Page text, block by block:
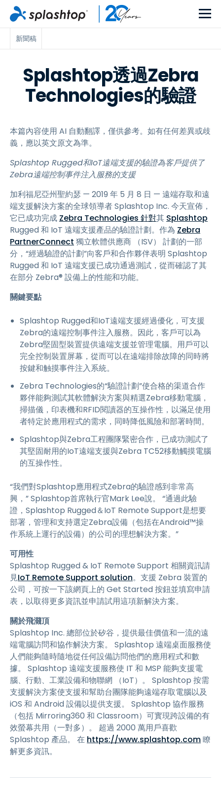
新聞稿
Splashtop透過Zebra
Technologies的驗證
本篇內容使用 AI 自動翻譯，僅供參考。如有任何差異或歧
義，應以英文原文為準。
Splashtop Rugged和IoT遠端支援的驗證為客戶提供了
Zebra遠端控制事件注入服務的支援
加利福尼亞州聖約瑟 — 2019 年 5 月 8 日 — 遠端存取和遠
端支援解決方案的全球領導者 Splashtop Inc. 今天宣佈，
它已成功完成 Zebra Technologies 針對其 Splashtop
Rugged 和 IoT 遠端支援產品的驗證計劃。作為 Zebra
PartnerConnect 獨立軟體供應商 （ISV） 計劃的一部
分，“經過驗證的計劃”向客戶和合作夥伴表明 Splashtop
Rugged 和 IoT 遠端支援已成功通過測試，從而確認了其
在部分 Zebra® 設備上的性能和功能。
關鍵要點
Splashtop Rugged和IoT遠端支援經過優化，可支援
Zebra的遠端控制事件注入服務。因此，客戶可以為
Zebra堅固型裝置提供遠端支援並管理電腦。用戶可以
完全控制裝置屏幕，從而可以在遠端排除故障的同時將
按鍵和触摸事件注入系統。
Zebra Technologies的“驗證計劃”使合格的渠道合作
夥伴能夠測試其軟體解決方案與精選Zebra移動電腦，
掃描儀，印表機和RFID閱讀器的互操作性，以滿足使用
者特定於應用程式的需求，同時降低風險和部署時間。
Splashtop與Zebra工程團隊緊密合作，已成功測試了
其堅固耐用的IoT遠端支援與Zebra TC52移動觸摸電腦
的互操作性。
“我們對Splashtop應用程式Zebra的驗證感到非常高
興，” Splashtop首席執行官Mark Lee說。 “通過此驗
證，Splashtop Rugged＆IoT Remote Support是想要
部署，管理和支持選定Zebra設備（包括在Android™操
作系統上運行的設備）的公司的理想解決方案。”
可用性
Splashtop Rugged & IoT Remote Support 相關資訊請
見IoT Remote Support solution。支援 Zebra 裝置的
公司，可按一下該網頁上的 Get Started 按鈕並填寫申請
表，以取得更多資訊並申請試用這項新解決方案。
關於飛濺頂
Splashtop Inc. 總部位於矽谷，提供最佳價值和一流的遠
端電腦訪問和協作解決方案。 Splashtop 遠端桌面服務使
人們能夠隨時隨地從任何設備訪問他們的應用程式和數
據。 Splashtop 遠端支援服務使 IT 和 MSP 能夠支援電
腦、行動、工業設備和物聯網 （IoT）。 Splashtop 按需
支援解決方案使支援和幫助台團隊能夠遠端存取電腦以及
iOS 和 Android 設備以提供支援。 Splashtop 協作服務
（包括 Mirroring360 和 Classroom）可實現跨設備的有
效螢幕共用（一對多）。 超過 2000 萬用戶喜歡
Splashtop 產品。 在 https://www.splashtop.com瞭
解更多資訊。